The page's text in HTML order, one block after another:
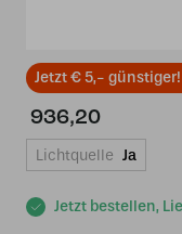
Jetzt € 5,- günstiger!
Jetzt bestellen,
936,20
Lichtquelle Ja